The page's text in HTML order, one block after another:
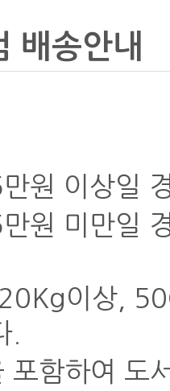
배송안내
원 이상일
원 미만일
이상,
.
포함하여 도